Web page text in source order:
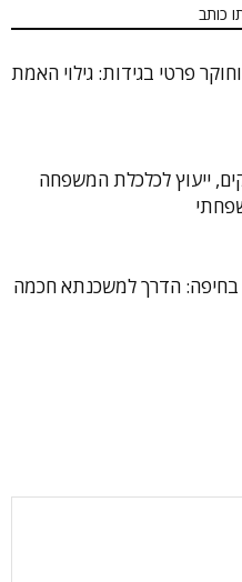
כותב
פרטי בגידות: גילוי האמת
ייעוץ לכלכלת המשפחה
בחיפה: הדרך למשכנתא חכמה